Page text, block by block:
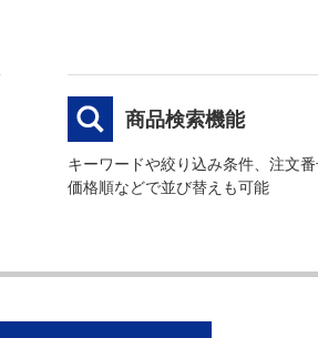
商品検索機能
キーワードや絞り込み条件、注文番
価格順などで並び替えも可能